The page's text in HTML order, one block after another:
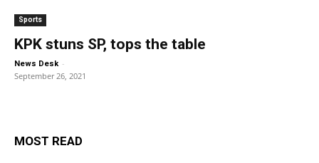
Sports
KPK stuns SP, tops the table
News Desk -
September 26, 2021
MOST READ